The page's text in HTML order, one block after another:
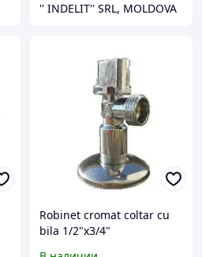
'' INDELIT'' SRL, MOLDOVA
Robinet cromat coltar cu
bila 1/2"x3/4"